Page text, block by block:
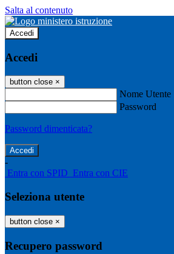
Salta al contenuto
Accedi
Accedi
button close ×
Nome Utente
Password
Password dimenticata?
-
Entra con SPID Entra con CIE
Seleziona utente
button close ×
Recupero password